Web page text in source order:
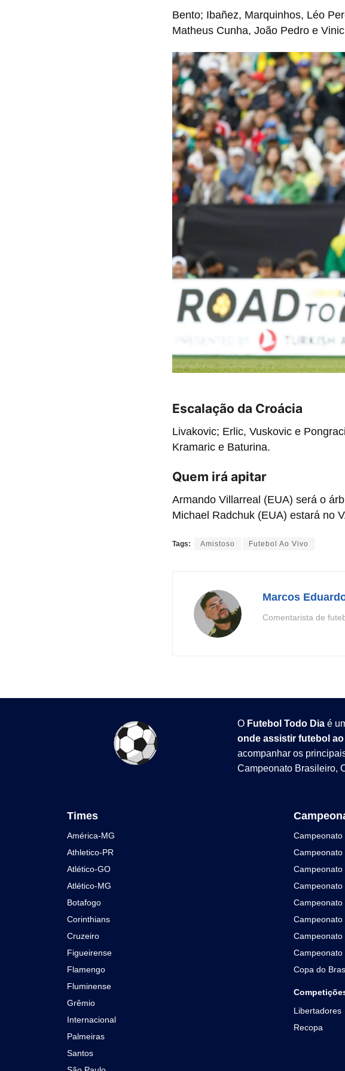
Bento; Ibañez, Marquinhos, Léo
Matheus Cunha, João Pedro e
Escalação da Croácia
Livakovic; Erlic, Vuskovic e
Kramaric e Baturina.
Quem irá apitar
Armando Villarreal (EUA) será o
Michael Radchuk (EUA) estará no
Tags: Amistoso Futebol Ao Vivo
Marcos
Comentarista de
O Futebol Todo Dia é
onde assistir futebol
acompanhar os
Campeonato Brasileiro,
Times
América-MG
Athletico-PR
Atlético-GO
Atlético-MG
Botafogo
Corinthians
Cruzeiro
Figueirense
Flamengo
Fluminense
Grêmio
Internacional
Palmeiras
Santos
Campeonato
Campeonato
Campeonato
Campeonato
Campeonato
Campeonato
Campeonato
Copa do
Libertadores
Recopa